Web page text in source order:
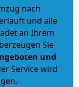
nach
und alle
an Ihrem
Sie
und
Service wird